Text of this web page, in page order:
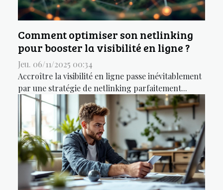
Comment optimiser son netlinking
pour booster la visibilité en ligne ?
Jeu. 06/11/2025 00:34
Accroître la visibilité en ligne passe inévitablement
par une stratégie de netlinking parfaitement...